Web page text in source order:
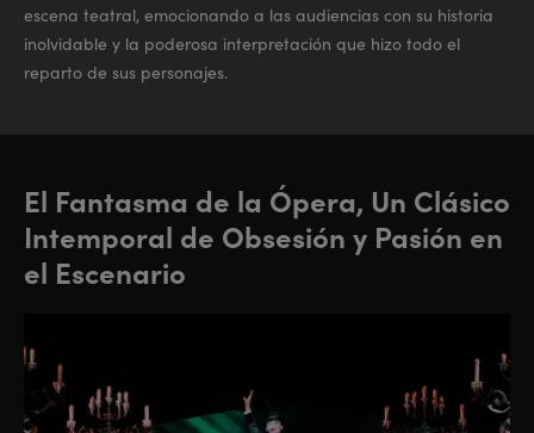
escena teatral, emocionando a las audiencias con su historia
inolvidable y la poderosa interpretación que hizo todo el
reparto de sus personajes.
El Fantasma de la Ópera, Un Clásico
Intemporal de Obsesión y Pasión en
el Escenario